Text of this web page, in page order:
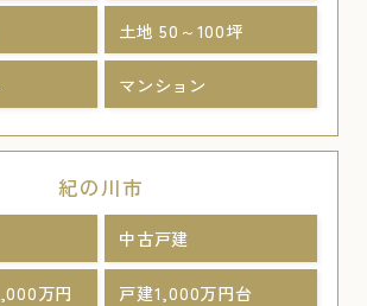
土地 50～100坪
マンション
紀の川市
中古戸建
万円 戸建1,000万円台